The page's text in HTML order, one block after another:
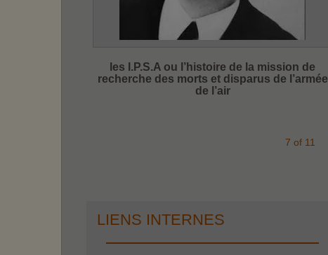
les I.P.S.A ou l’histoire de la mission de
recherche des morts et disparus de l’armée
de l’air
7 of 11
LIENS INTERNES